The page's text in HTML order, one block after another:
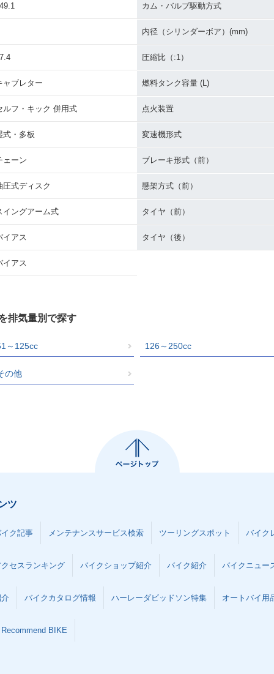
カム・バルブ駆動方式
内径（シリンダーボア）(mm)
圧縮比（:1）
ャブレター 燃料タンク容量 (L)
ルフ・キック 併用式 点火装置
式・多板 変速機形式
ェーン ブレーキ形式（前）
圧式ディスク 懸架方式（前）
イングアーム式 タイヤ（前）
イアス タイヤ（後）
イアス
排気量別で探す
～125cc 126～250cc
の他
ツ
ク記事 メンテナンスサービス検索 ツーリングスポット バイク
セスランキング バイクショップ紹介 バイク紹介 バイクニュー
バイクカタログ情報 ハーレーダビッドソン特集 オートバイ用
Recommend BIKE